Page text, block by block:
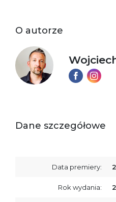
O autorze
Dane szczegółowe
Data premiery:
Rok wydania: